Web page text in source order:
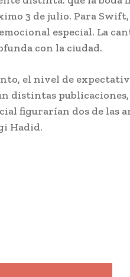
3 de julio. Para
especial. La
con la ciudad.
el nivel de
distintas
figurarían dos de las
Hadid.